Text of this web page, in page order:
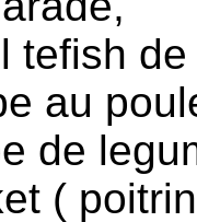
tefish
au
de
(